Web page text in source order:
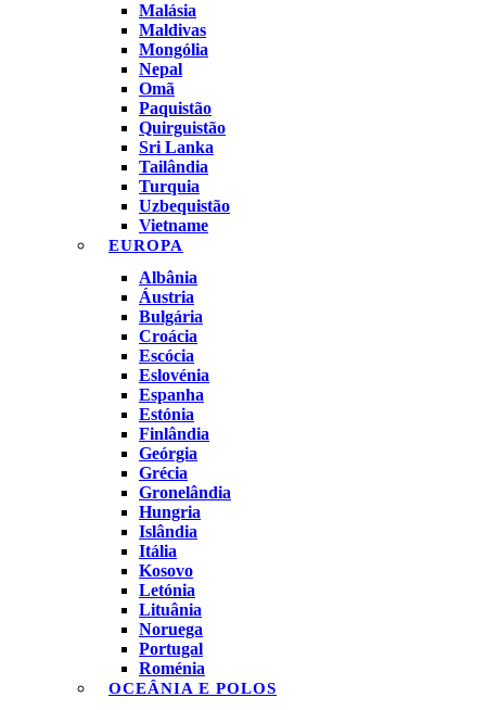
Malásia
Maldivas
Mongólia
Nepal
Omã
Paquistão
Quirguistão
Sri Lanka
Tailândia
Turquia
Uzbequistão
Vietname
EUROPA
Albânia
Áustria
Bulgária
Croácia
Escócia
Eslovénia
Espanha
Estónia
Finlândia
Geórgia
Grécia
Gronelândia
Hungria
Islândia
Itália
Kosovo
Letónia
Lituânia
Noruega
Portugal
Roménia
OCEÂNIA E POLOS